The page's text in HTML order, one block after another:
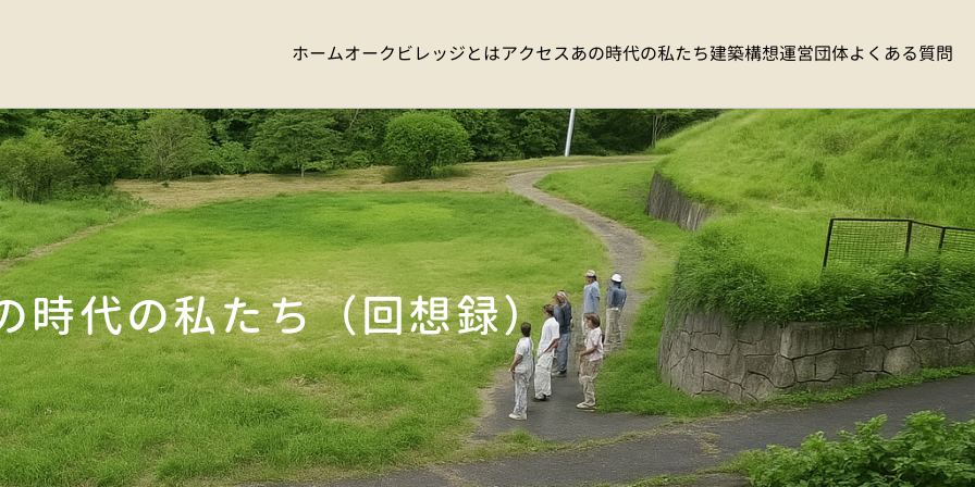
ホームオークビレッジとはアクセスあの時代の私たち建築構想運営団体よくある質問
時代の私たち（回想録）